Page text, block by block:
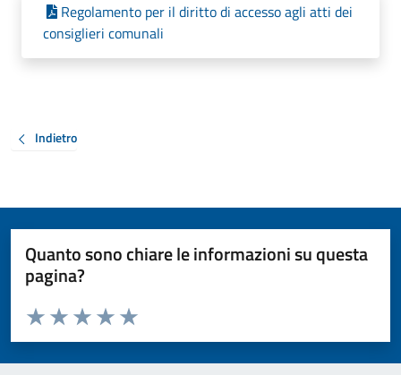
Regolamento per il diritto di accesso agli atti dei
consiglieri comunali
Indietro
Quanto sono chiare le informazioni su questa
pagina?
Valuta da 1 a 5 stelle la pagina
Valuta 5 stelle su 5
Valuta 4 stelle su 5
Valuta 3 stelle su 5
Valuta 2 stelle su 5
Valuta 1 stelle su 5